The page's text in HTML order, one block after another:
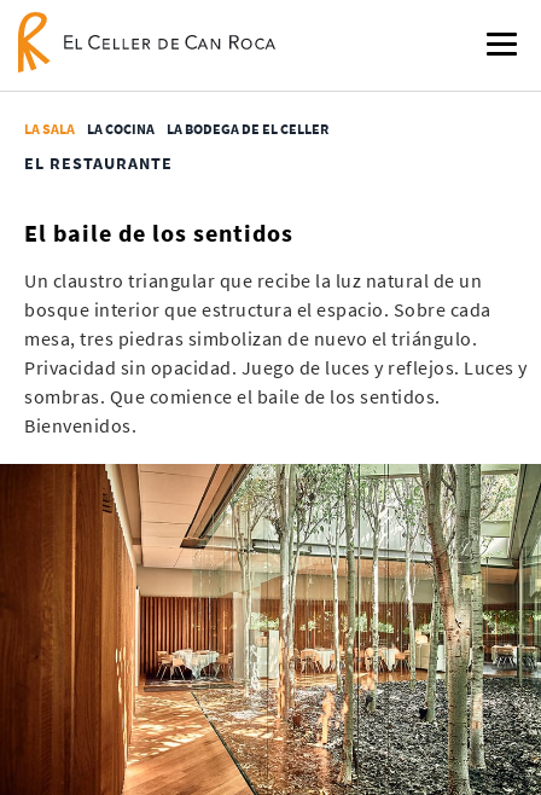
LA SALA LA COCINA LA BODEGA DE EL CELLER
EL RESTAURANTE
El baile de los sentidos
Un claustro triangular que recibe la luz natural de un
bosque interior que estructura el espacio. Sobre cada
mesa, tres piedras simbolizan de nuevo el triángulo.
Privacidad sin opacidad. Juego de luces y reflejos. Luces y
sombras. Que comience el baile de los sentidos.
Bienvenidos.